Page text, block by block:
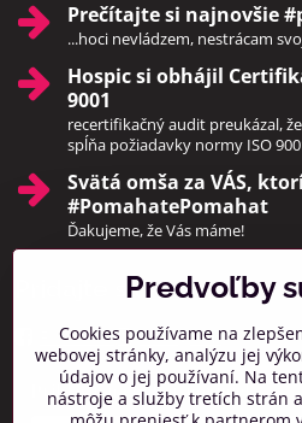
Prečítajte si najnovšie
...hoci nevládzem, nestrácam
Hospic si obhájil
9001
recertifikačný audit preukázal,
spĺňa požiadavky normy ISO
Svätá omša za VÁS,
#PomahatePomahat
Ďakujeme, že Vás máme!
Pridajte sa k nám
Facebook Instagram
Prihlásiť na odber noviniek
Predvoľby
Cookies používame na
webovej stránky, analýzu jej
údajov o jej používaní. Na
nástroje a služby tretích strán